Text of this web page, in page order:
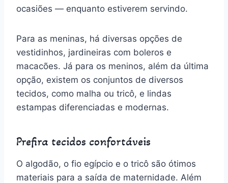
ocasiões — enquanto estiverem servindo.
Para as meninas, há diversas opções de
vestidinhos, jardineiras com boleros e
macacões. Já para os meninos, além da última
opção, existem os conjuntos de diversos
tecidos, como malha ou tricô, e lindas
estampas diferenciadas e modernas.
Prefira tecidos confortáveis
O algodão, o fio egípcio e o tricô são ótimos
materiais para a saída de maternidade. Além